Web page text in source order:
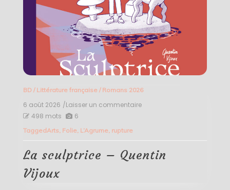
BD/ Littérature française/ Romans 2026
6 août 2026 /Laisser un commentaireon
Vijoux
498 mots 6
TaggedArts, Folie, L’Agrume, rupture
La sculptrice – Quentin
Vijoux